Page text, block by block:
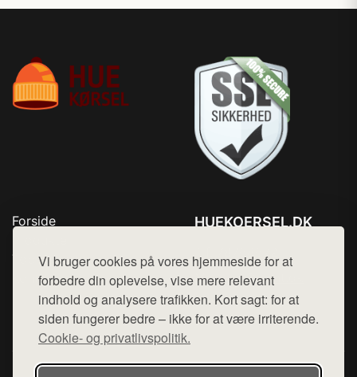
Vi bruger cookies på vores hjemmeside for at
forbedre din oplevelse, vise mere relevant
indhold og analysere trafikken. Kort sagt: for at
siden fungerer bedre – ikke for at være irriterende.
Cookie- og privatlivspolitik.
Forside
Top Rabatter
Kontakt
HUEKOERSEL.DK
Mail: hej@want.dk
Cookie- og privatlivspolitik